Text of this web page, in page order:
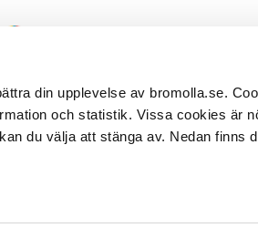
din upplevelse av bromolla.se.
och statistik. Vissa cookies är
du välja att stänga av. Nedan finns